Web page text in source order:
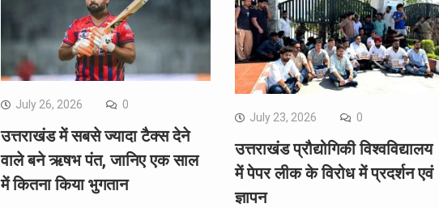
July 26, 2026 0
उत्तराखंड में सबसे ज्यादा टैक्स देने
वाले बने ऋषभ पंत, जानिए एक साल
में कितना किया भुगतान
July 23, 2026 0
उत्तराखंड प्रौद्योगिकी विश्वविद्यालय
में पेपर लीक के विरोध में प्रदर्शन एवं
ज्ञापन